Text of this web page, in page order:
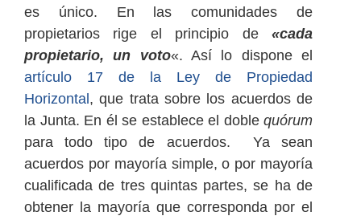
es único. En las comunidades de
propietarios rige el principio de «cada
propietario, un voto«. Así lo dispone el
artículo 17 de la Ley de Propiedad
Horizontal , que trata sobre los acuerdos de
la Junta. En él se establece el doble quórum
para todo tipo de acuerdos. Ya sean
acuerdos por mayoría simple, o por mayoría
cualificada de tres quintas partes, se ha de
obtener la mayoría que corresponda por el